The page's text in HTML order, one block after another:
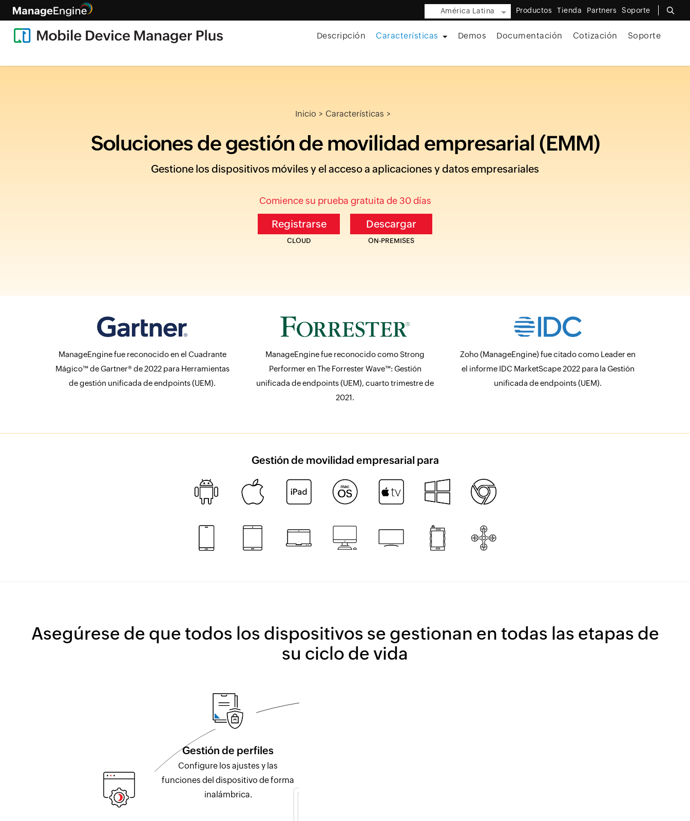
América Latina Productos Tienda Partners Soporte
Descripción Características Demos Documentación Cotización Soporte
Inicio Características
Soluciones de gestión de movilidad empresarial (EMM)
Gestione los dispositivos móviles y el acceso a aplicaciones y datos empresariales
Comience su prueba gratuita de 30 días
Registrarse
CLOUD
Descargar
ON-PREMISES
ManageEngine fue reconocido en el Cuadrante
Mágico™ de Gartner® de 2022 para Herramientas
de gestión unificada de endpoints (UEM).
ManageEngine fue reconocido como Strong
Performer en The Forrester Wave™: Gestión
unificada de endpoints (UEM), cuarto trimestre de
2021.
Zoho (ManageEngine) fue citado como Leader en
el informe IDC MarketScape 2022 para la Gestión
unificada de endpoints (UEM).
Gestión de movilidad empresarial para
Asegúrese de que todos los dispositivos se gestionan en todas las etapas de
su ciclo de vida
Gestión de perfiles
Configure los ajustes y las
funciones del dispositivo de forma
inalámbrica.